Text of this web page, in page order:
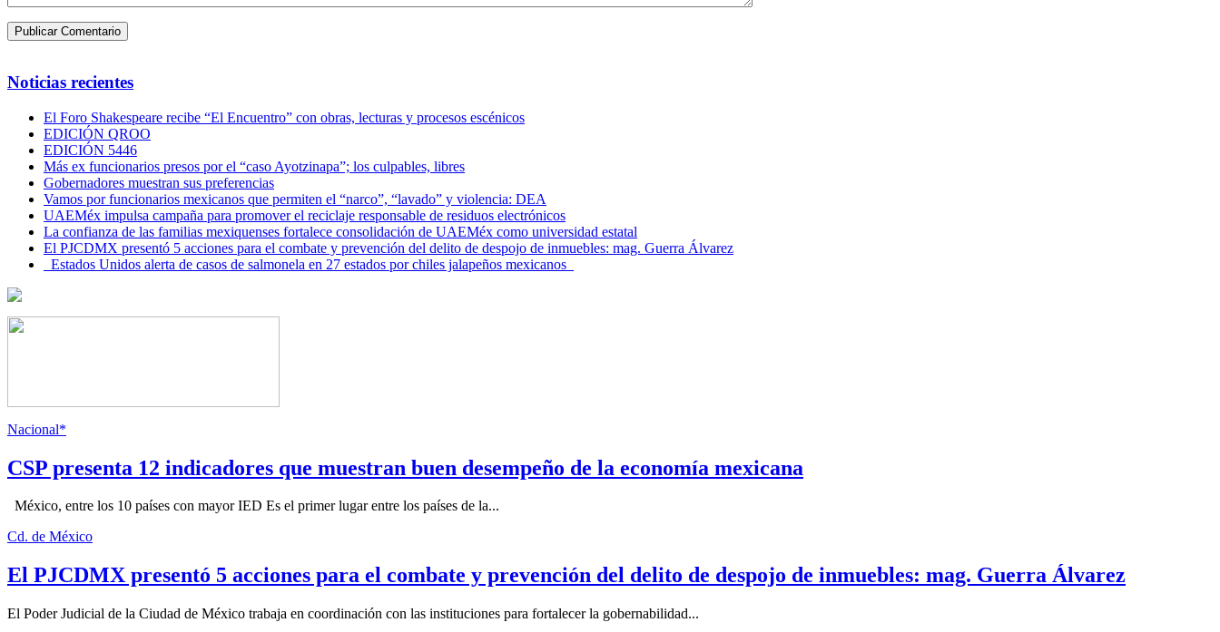
Noticias recientes
El Foro Shakespeare recibe “El Encuentro” con obras, lecturas y procesos escénicos
EDICIÓN QROO
EDICIÓN 5446
Más ex funcionarios presos por el “caso Ayotzinapa”; los culpables, libres
Gobernadores muestran sus preferencias
Vamos por funcionarios mexicanos que permiten el “narco”, “lavado” y violencia: DEA
UAEMéx impulsa campaña para promover el reciclaje responsable de residuos electrónicos
La confianza de las familias mexiquenses fortalece consolidación de UAEMéx como universidad estatal
El PJCDMX presentó 5 acciones para el combate y prevención del delito de despojo de inmuebles: mag. Guerra Álvarez
Estados Unidos alerta de casos de salmonela en 27 estados por chiles jalapeños mexicanos
Nacional*
CSP presenta 12 indicadores que muestran buen desempeño de la economía mexicana
México, entre los 10 países con mayor IED Es el primer lugar entre los países de la...
Cd. de México
El PJCDMX presentó 5 acciones para el combate y prevención del delito de despojo de inmuebles: mag. Guerra Álvarez
El Poder Judicial de la Ciudad de México trabaja en coordinación con las instituciones para fortalecer la gobernabilidad...